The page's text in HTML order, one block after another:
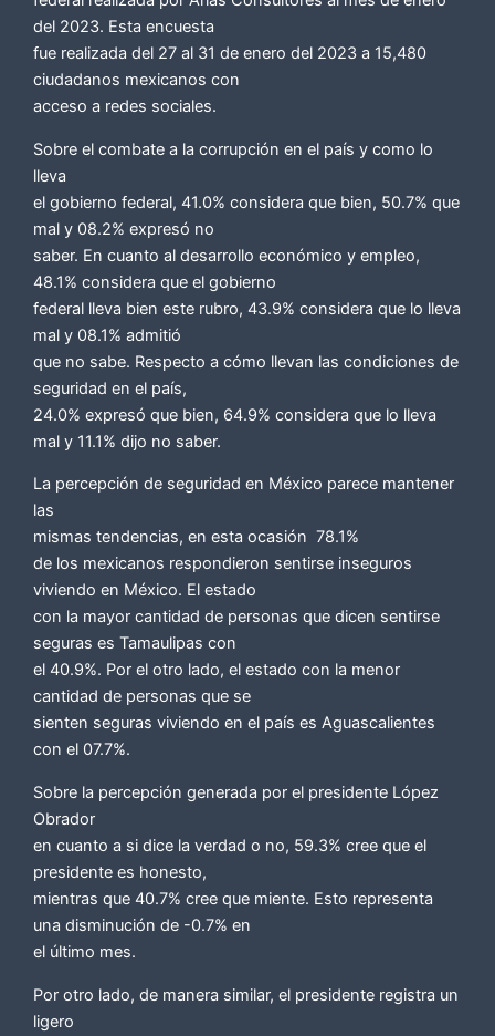
del 2023. Esta encuesta
fue realizada del 27 al 31 de enero del 2023 a 15,480
ciudadanos mexicanos con
acceso a redes sociales.
Sobre el combate a la corrupción en el país y como lo
lleva
el gobierno federal, 41.0% considera que bien, 50.7% que
mal y 08.2% expresó no
saber. En cuanto al desarrollo económico y empleo,
48.1% considera que el gobierno
federal lleva bien este rubro, 43.9% considera que lo lleva
mal y 08.1% admitió
que no sabe. Respecto a cómo llevan las condiciones de
seguridad en el país,
24.0% expresó que bien, 64.9% considera que lo lleva
mal y 11.1% dijo no saber.
La percepción de seguridad en México parece mantener
las
mismas tendencias, en esta ocasión 78.1%
de los mexicanos respondieron sentirse inseguros
viviendo en México. El estado
con la mayor cantidad de personas que dicen sentirse
seguras es Tamaulipas con
el 40.9%. Por el otro lado, el estado con la menor
cantidad de personas que se
sienten seguras viviendo en el país es Aguascalientes
con el 07.7%.
Sobre la percepción generada por el presidente López
Obrador
en cuanto a si dice la verdad o no, 59.3% cree que el
presidente es honesto,
mientras que 40.7% cree que miente. Esto representa
una disminución de -0.7% en
el último mes.
Por otro lado, de manera similar, el presidente registra un
ligero